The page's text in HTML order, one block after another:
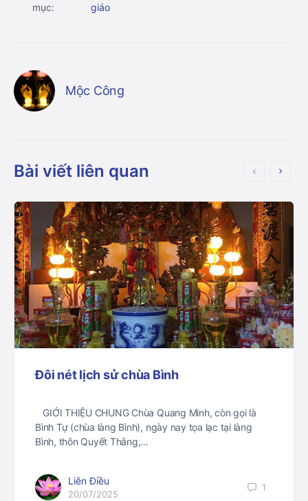
mục:
giáo
Mộc Công
Bài viết liên quan
Đôi nét lịch sử chùa Bình
GIỚI THIỆU CHUNG Chùa Quang Minh, còn gọi là
Bình Tự (chùa làng Bình), ngày nay tọa lạc tại làng
Bình, thôn Quyết Thắng,…
Liên Điều
20/07/2025
1